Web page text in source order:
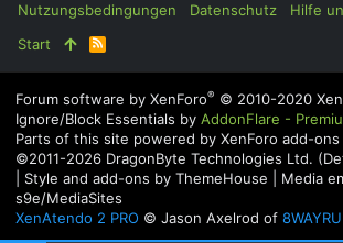
Nutzungsbedingungen
Datenschutz
Hilfe
Start
R
S
S
Forum software by XenForo® © 2010-2020
Ignore/Block Essentials by AddonFlare -
Parts of this site powered by XenForo add-
©2011-2026 DragonByte Technologies Ltd. (
Style and add-ons by ThemeHouse
Media
s9e/MediaSites
XenAtendo 2 PRO © Jason Axelrod of